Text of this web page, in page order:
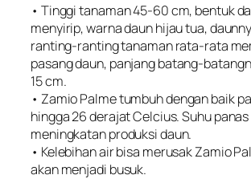
• Tinggi tanaman 45-60 cm, bentuk
menyirip, warna daun hijau tua,
ranting-ranting tanaman rata-rata
pasang daun, panjang batang-
15 cm.
• Zamio Palme tumbuh dengan baik
hingga 26 derajat Celcius. Suhu
meningkatan produksi daun.
• Kelebihan air bisa merusak Zamio
akan menjadi busuk.